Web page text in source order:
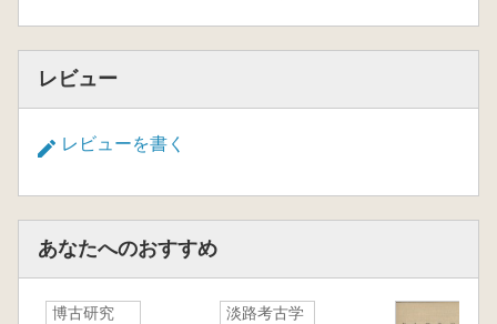
レビュー
レビューを書く
あなたへのおすすめ
博古研究
淡路考古学